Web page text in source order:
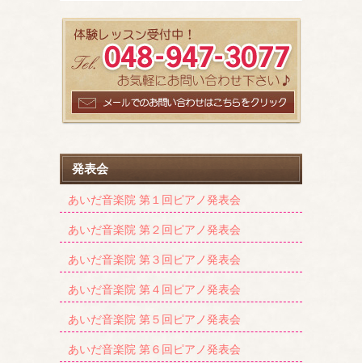
発表会
あいだ音楽院 第１回ピアノ発表会
あいだ音楽院 第２回ピアノ発表会
あいだ音楽院 第３回ピアノ発表会
あいだ音楽院 第４回ピアノ発表会
あいだ音楽院 第５回ピアノ発表会
あいだ音楽院 第６回ピアノ発表会